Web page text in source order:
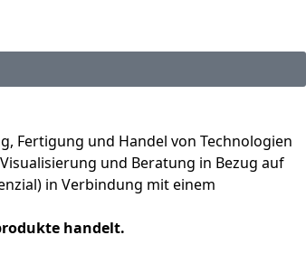
Fertigung und Handel von Technologien
und Beratung in Bezug auf
in Verbindung mit einem
handelt.